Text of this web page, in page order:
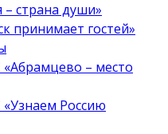
– страна души»
принимает гостей»
– место
Россию